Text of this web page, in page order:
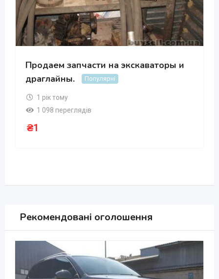
Продаем запчасти на экскаваторы и
драглайны.
Популярні
1 рік тому
1 098 переглядів
₴1
Рекомендовані оголошення